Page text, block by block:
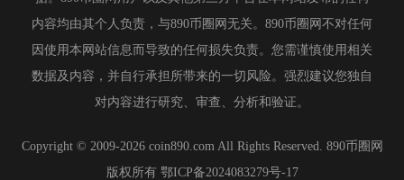
内容均由其个人负责，与890币圈网无关。890币圈网不对任何
因使用本网站信息而导致的任何损失负责。您需谨慎使用相关
数据及内容，并自行承担所带来的一切风险。强烈建议您独自
对内容进行研究、审查、分析和验证。
Copyright © 2009-2026 coin890.com All Rights Reserved. 890币圈网
版权所有 鄂ICP备2024083279号-17